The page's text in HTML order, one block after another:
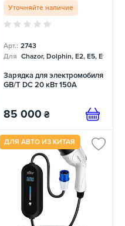
Уточняйте наличие
Арт.: 2743
Для Chazor, Dolphin, E2, E5, E9,
Зарядка для электромобиля
GB/T DC 20 кВт 150А
85 000 ₴
ДЛЯ АВТО ИЗ КИТАЯ